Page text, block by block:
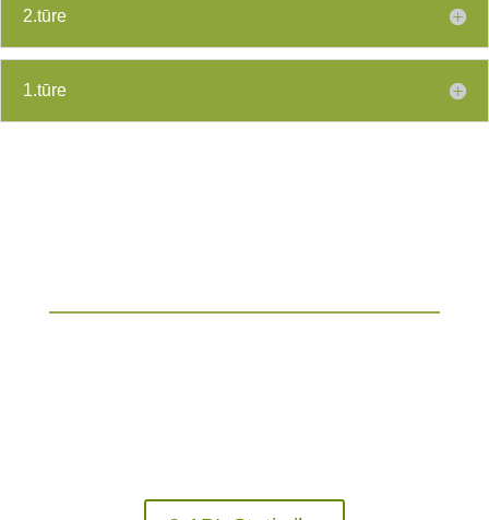
2.tūre
1.tūre